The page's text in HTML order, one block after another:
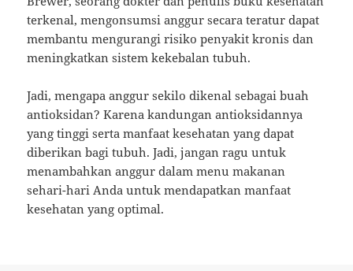
terkenal, mengonsumsi anggur secara teratur dapat
membantu mengurangi risiko penyakit kronis dan
meningkatkan sistem kekebalan tubuh.
Jadi, mengapa anggur sekilo dikenal sebagai buah
antioksidan? Karena kandungan antioksidannya
yang tinggi serta manfaat kesehatan yang dapat
diberikan bagi tubuh. Jadi, jangan ragu untuk
menambahkan anggur dalam menu makanan
sehari-hari Anda untuk mendapatkan manfaat
kesehatan yang optimal.